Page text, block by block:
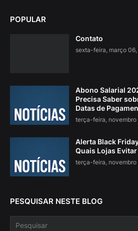
POPULAR
Contato
sexta-feira, março
Abono Salarial
Precisa Saber
Datas de
terça-feira,
Alerta Black
Quais Lojas Evitar
terça-feira,
PESQUISAR NESTE BLOG